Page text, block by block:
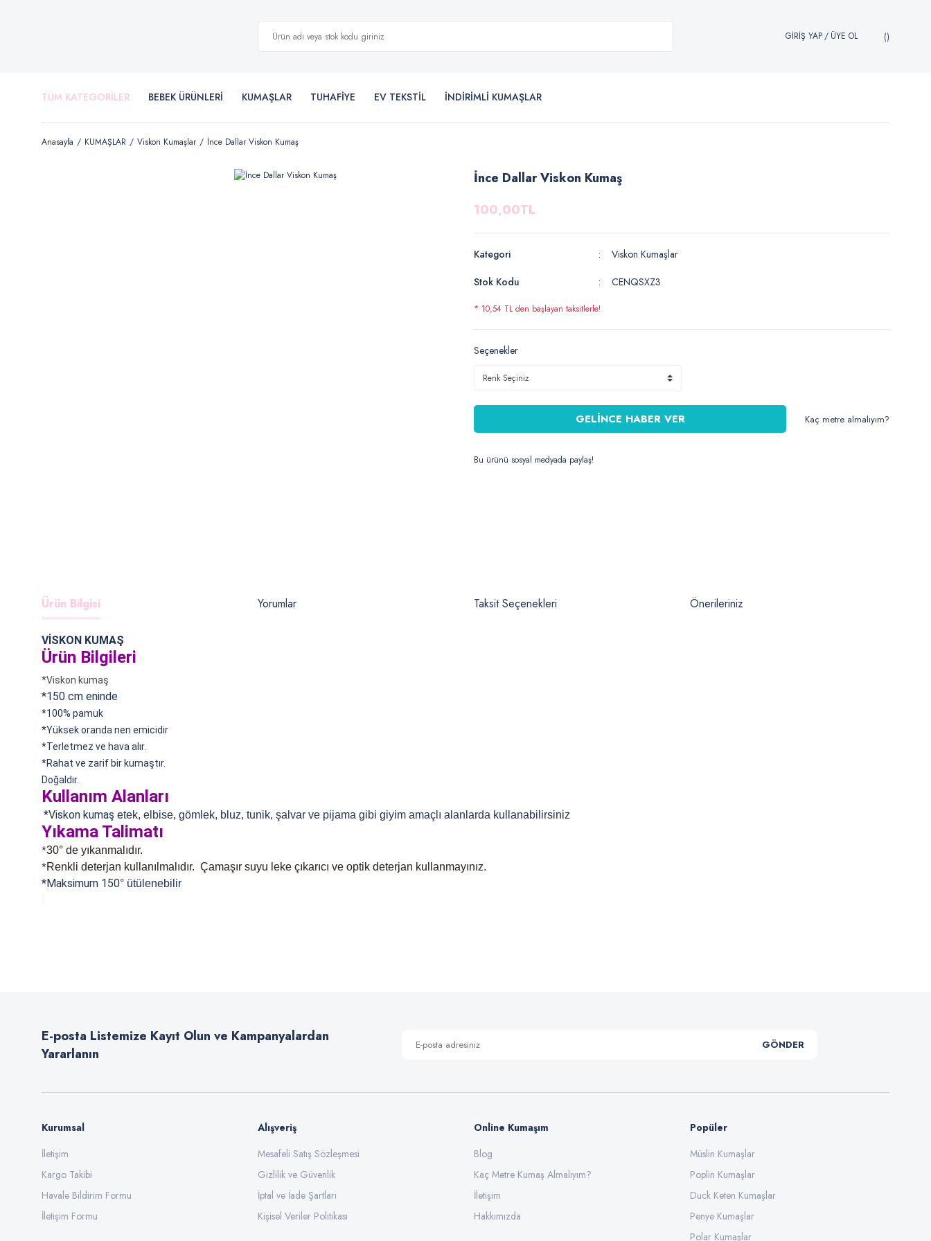
GİRİŞ YAP/ ÜYE OL
TÜM KATEGORİLER BEBEK ÜRÜNLERİ KUMAŞLAR TUHAFİYE EV TEKSTİL İNDİRİMLİ KUMAŞLAR
Anasayfa KUMAŞLAR Viskon Kumaşlar İnce Dallar Viskon Kumaş
İnce Dallar Viskon Kumaş
100,00TL
Kategori
Viskon Kumaşlar
Stok Kodu
CENQSXZ3
* 10,54 TL den başlayan taksitlerle!
Seçenekler
GELİNCE HABER VER Kaç metre almalıyım?
Bu ürünü sosyal medyada paylaş!
Ürün Bilgisi Yorumlar Taksit Seçenekleri Önerileriniz
VİSKON KUMAŞ
Ürün Bilgileri
*Viskon kumaş
*150 cm eninde
*100% pamuk
*Yüksek oranda nen emicidir
*Terletmez ve hava alır.
*Rahat ve zarif bir kumaştır.
Doğaldır.
Kullanım Alanları
*Viskon kumaş etek, elbise, gömlek, bluz, tunik, şalvar ve pijama gibi giyim amaçlı alanlarda kullanabilirsiniz
Yıkama Talimatı
*30° de yıkanmalıdır.
*Renkli deterjan kullanılmalıdır. Çamaşır suyu leke çıkarıcı ve optik deterjan kullanmayınız.
*Maksimum 150° ütülenebilir
Ürün bilgilerinde hatalar bulunuyor.
Ürün fiyatı diğer sitelerden daha pahalı.
Gönder
E-posta Listemize Kayıt Olun ve Kampanyalardan
Yararlanın
GÖNDER
Kurumsal
İletişim
Kargo Takibi
Havale Bildirim Formu
İletişim Formu
Alışveriş
Mesafeli Satış Sözleşmesi
Gizlilik ve Güvenlik
İptal ve İade Şartları
Kişisel Veriler Politikası
Online Kumaşım
Blog
Kaç Metre Kumaş Almalıyım?
İletişim
Hakkımızda
Popüler
Müslin Kumaşlar
Poplin Kumaşlar
Duck Keten Kumaşlar
Penye Kumaşlar
Polar Kumaşlar